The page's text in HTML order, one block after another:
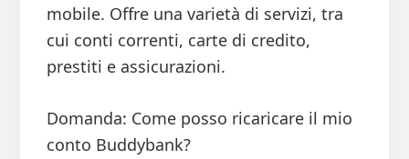
mobile. Offre una varietà di servizi, tra
cui conti correnti, carte di credito,
prestiti e assicurazioni.
Domanda: Come posso ricaricare il mio
conto Buddybank?